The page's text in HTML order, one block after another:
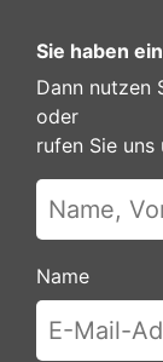
Sie haben
Dann nutzen
oder
rufen Sie uns
Name